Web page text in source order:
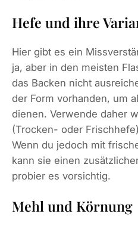
Hefe und ihre
Hier gibt es ein
ja, aber in den meisten
das Backen nicht
der Form vorhanden, um
dienen. Verwende daher
(Trocken- oder
Wenn du jedoch mit
kann sie einen
probier es vorsichtig.
Mehl und Körnung